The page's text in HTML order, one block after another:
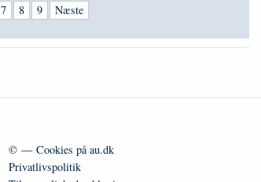
7 8 9 Næste
© — Cookies på au.dk
Privatlivspolitik